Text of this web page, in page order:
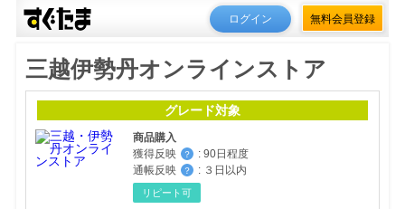
ログイン 無料会員登録
三越伊勢丹オンラインストア
グレード対象
商品購入
獲得反映
？ : 90日程度
通帳反映
？ : ３日以内
リピート可